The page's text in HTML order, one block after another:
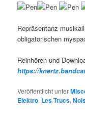
Repräsentanz
obligatorischen
Reinhören und
https://
Veröffentlicht unter
Elektro, Les Trucs,